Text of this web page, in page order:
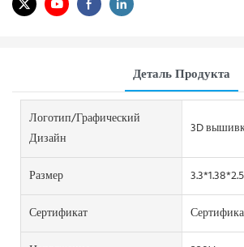
Деталь Продукта
Логотип/графический
Дизайн
3D
Размер
Сертификат